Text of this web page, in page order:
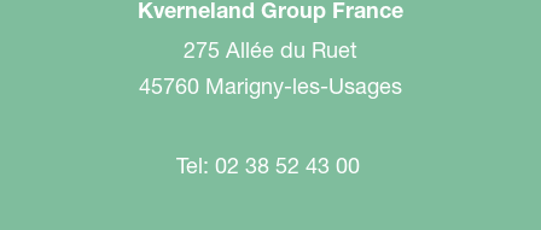
Kverneland Group France
275 Allée du Ruet
45760 Marigny-les-Usages
Tel: 02 38 52 43 00